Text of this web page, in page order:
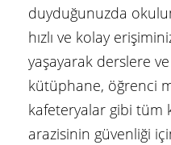
duyduğunuzda
hızlı ve kolay
yaşayarak derslere
kütüphane, öğrenci
kafeteryalar gibi tüm
arazisinin güvenliği